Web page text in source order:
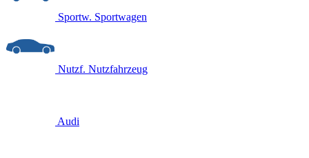
Sportw. Sportwagen
Nutzf. Nutzfahrzeug
Audi